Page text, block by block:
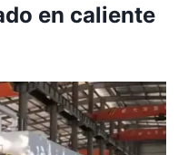
en caliente